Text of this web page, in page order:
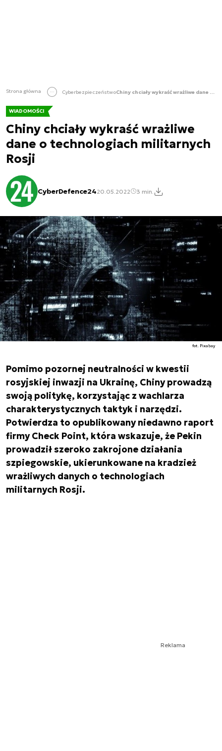
Strona główna Cyberbezpieczeństwo Chiny chciały wykraść wrażliwe dane o technologiach militarnych Rosji
WIADOMOŚCI
Chiny chciały wykraść wrażliwe
dane o technologiach militarnych
Rosji
CyberDefence2420.05.2022 3 min.
fot. Pixabay
Pomimo pozornej neutralności w kwestii
rosyjskiej inwazji na Ukrainę, Chiny prowadzą
swoją politykę, korzystając z wachlarza
charakterystycznych taktyk i narzędzi.
Potwierdza to opublikowany niedawno raport
firmy Check Point, która wskazuje, że Pekin
prowadził szeroko zakrojone działania
szpiegowskie, ukierunkowane na kradzież
wrażliwych danych o technologiach
militarnych Rosji.
Reklama